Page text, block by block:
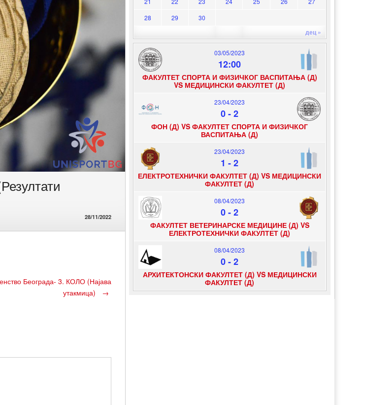
28/11/2022
Београда- 3. КОЛО (Најава
утакмица)
→
дец »
28
29 30
03/05/2023
12:00
ФАКУЛТЕТ СПОРТА И ФИЗИЧКОГ ВАСПИТАЊА (Д)
VS МЕДИЦИНСКИ ФАКУЛТЕТ (Д)
23/04/2023
0-2
ФОН (Д) VS ФАКУЛТЕТ СПОРТА И ФИЗИЧКОГ
ВАСПИТАЊА (Д)
23/04/2023
1 -2
ЕЛЕКТРОТЕХНИЧКИ ФАКУЛТЕТ (Д) VS МЕДИЦИНСКИ
ФАКУЛТЕТ (Д)
08/04/2023
0-2
ФАКУЛТЕТ ВЕТЕРИНАРСКЕ МЕДИЦИНЕ (Д) VS
ЕЛЕКТРОТЕХНИЧКИ ФАКУЛТЕТ (Д)
08/04/2023
0-2
АРХИТЕКТОНСКИ ФАКУЛТЕТ (Д) VS МЕДИЦИНСКИ
ФАКУЛТЕТ (Д)